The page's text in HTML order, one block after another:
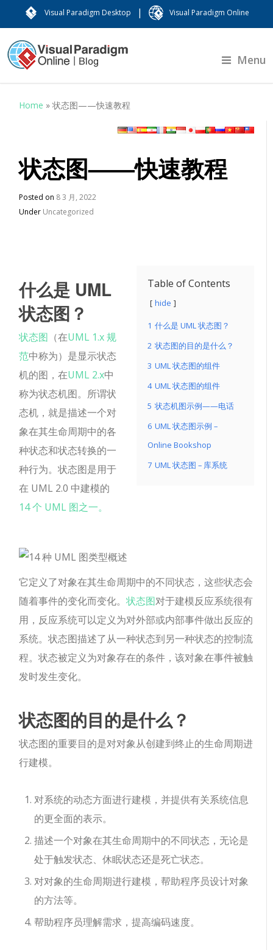
Visual Paradigm Desktop | Visual Paradigm Online
Menu
Home »状态图——快速教程
状态图——快速教程
Posted on 8 3 月, 2022
Under Uncategorized
Table of Contents
hide
1 什么是 UML 状态图？
2 状态图的目的是什么？
3 UML 状态图的组件
4 UML 状态图的组件
5 状态机图示例——电话
6 UML 状态图示例 –
Online Bookshop
7 UML 状态图 – 库系统
什么是 UML
状态图？
状态图 （在UML 1.x 规
范中称为）是显示状态
机的图，在UML 2.x中
称为状态机图。所谓状
态机，就是描述一个对
象在其生命周期中的各
种状态和状态转换的一
种行为。状态图是用于
在 UML 2.0 中建模的
14 个 UML 图之一。
它定义了对象在其生命周期中的不同状态，这些状态会
随着事件的变化而变化。状态图对于建模反应系统很有
用，反应系统可以定义为对外部或内部事件做出反应的
系统。状态图描述了从一种状态到另一种状态的控制流
程。状态被定义为对象存在的条件，该对象在事件被触
发时发生变化。
状态图的目的是什么？
状态图的重要目的是对对象从创建到终止的生命周期进
行建模。
对系统的动态方面进行建模，并提供有关系统信息
的更全面的表示。
描述一个对象在其生命周期中的不同状态，无论是
处于触发状态、休眠状态还是死亡状态。
对对象的生命周期进行建模，帮助程序员设计对象
的方法等。
帮助程序员理解需求，提高编码速度。